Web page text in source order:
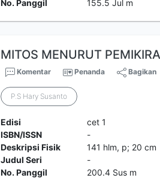
No. Panggil
155.5 Jul m
MITOS MENURUT
Komentar Penanda Bagikan
P.S Hary Susanto
Edisi
cet 1
ISBN/ISSN
-
Deskripsi Fisik
141 hlm, p; 20 cm
Judul Seri
-
No. Panggil
200.4 Sus m